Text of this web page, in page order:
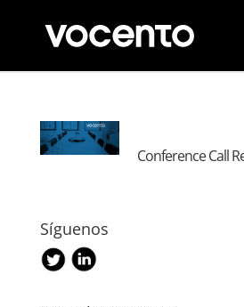
Conference Call
Síguenos